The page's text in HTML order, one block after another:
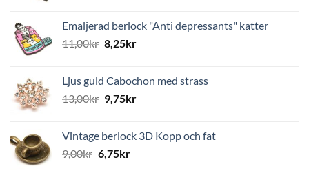
Emaljerad berlock "Anti depressants" katter
11,00kr 8,25kr
Ljus guld Cabochon med strass
13,00kr 9,75kr
Vintage berlock 3D Kopp och fat
9,00kr 6,75kr